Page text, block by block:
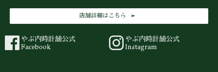
店舗詳細はこちら
やぶ内時計舗公式
Facebook
やぶ内時計舗公式
Instagram